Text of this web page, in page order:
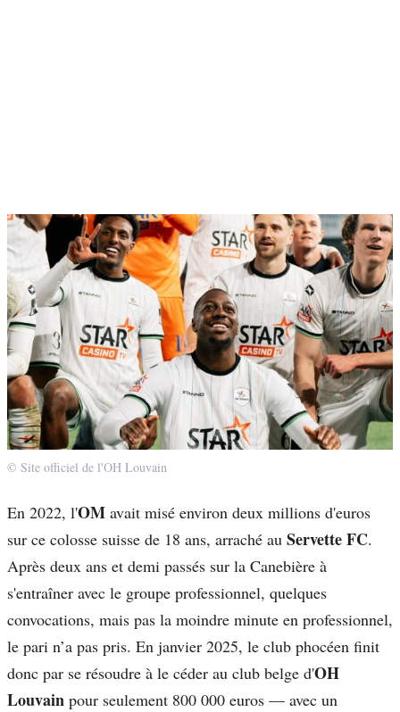
© Site officiel de l'OH Louvain
En 2022, l'OM avait misé environ deux millions d'euros
sur ce colosse suisse de 18 ans, arraché au Servette FC.
Après deux ans et demi passés sur la Canebière à
s'entraîner avec le groupe professionnel, quelques
convocations, mais pas la moindre minute en professionnel,
le pari n’a pas pris. En janvier 2025, le club phocéen finit
donc par se résoudre à le céder au club belge d'OH
Louvain pour seulement 800 000 euros — avec un